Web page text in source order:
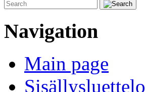
Navigation
Main page
Sisällysluettelo